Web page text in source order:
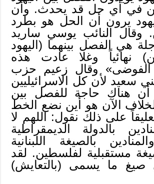
في أي حل قد يحدث. وأن
يرون أن الحل هو بطرد
وقال النائب يوسي ساريد
هي الفصل بينهما (اليهود
نهائياً وغلا عادت هذه
الفوضى» وقال زعيم حزب
سعيد لأن كل الاسرائيليين
أن هناك حاجة للفصل بين
الآن هو أين نضع الخط
على ذلك نقول: اللهم لا
بالدولة الديمقراطية
بالصيغة اللبنانية
مستقبلية لفلسطين. لقد
ما يسمى (بالتعايش)